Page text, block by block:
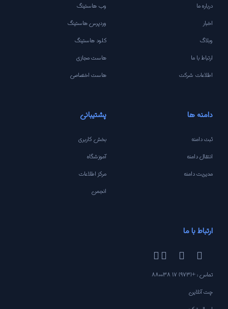
درباره ما
اخبار
وبلاگ
ارتباط با ما
اطلاعات شرکت
وب هاستینگ
وردپرس هاستینگ
کلود هاستینگ
هاست مجازی
هاست اختصاصی
دامنه ها
ثبت دامنه
انتقال دامنه
مدیریت دامنه
پشتیبانی
بخش کاربری
آموزشگاه
مرکز اطلاعات
انجمن
ارتباط با ما
تماس : +(973) 17 880038
چت آنلاین